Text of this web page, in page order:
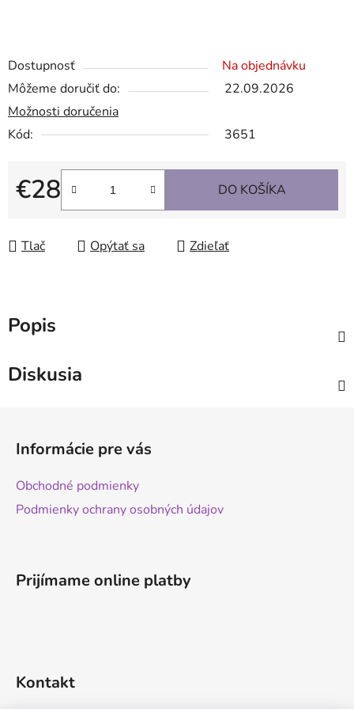
Dostupnosť
Na objednávku
Môžeme doručiť do:
22.09.2026
Možnosti doručenia
Kód:
3651
€28
Jednotková cena:
DO KOŠÍKA
Tlač Opýtať sa Zdieľať
Popis
Diskusia
Informácie pre vás
Obchodné podmienky
Podmienky ochrany osobných údajov
Prijímame online platby
Kontakt